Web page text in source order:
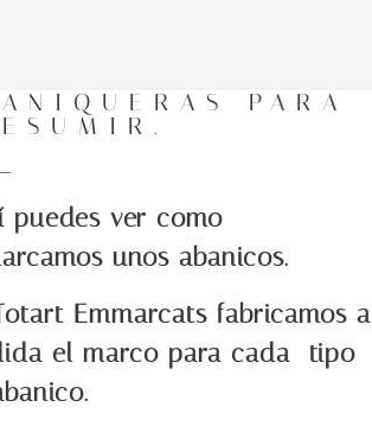
PARA
puedes ver como
unos abanicos.
Emmarcats fabricamos a
el marco para cada tipo